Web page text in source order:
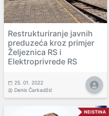
Restrukturiranje javnih
preduzeća kroz primjer
Željeznica RS i
Elektroprivrede RS
25. 01. 2022
Denis Čarkadžić
NEISTINA